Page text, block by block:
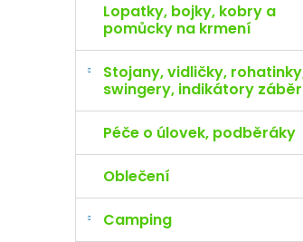
Lopatky, bojky, kobry a
pomůcky na krmení
Stojany, vidličky,
swingery, indikátory
Péče o úlovek, podběráky
Oblečení
Camping